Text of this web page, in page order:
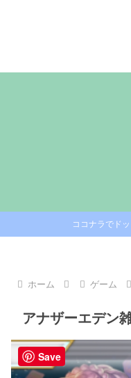
ココナラでド
ホーム ゲーム
アナザーエデン
Save